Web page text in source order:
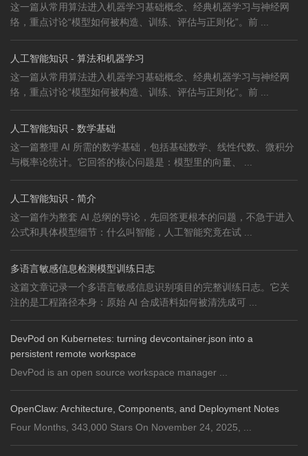
这一篇从常用算法进入机器学习基础概念、经典机器学习与神经网
络，重点讨论“模型如何被构造、训练、评估与正则化”。前 ...
人工智能知识 - 算法和机器学习
这一篇从常用算法进入机器学习基础概念、经典机器学习与神经网
络，重点讨论“模型如何被构造、训练、评估与正则化”。前 ...
人工智能知识 - 数学基础
这一篇整理 AI 所需的数学基础，包括基础数学、线性代数、微积分
与概率论统计。它回答的核心问题是：模型里的向量、 ...
人工智能知识 - 简介
这一篇作为整套 AI 总纲的导论，先回答更根本的问题，不急于进入
公式和具体模型细节：什么叫智能，人工智能究竟在试 ...
多语言敏感信息检测模型训练日志
这篇文章记录一个多语言敏感信息识别项目的完整训练日志。它关
注的是工程路径本身：原始 AI 合成语料如何被清洗成可 ...
DevPod on Kubernetes: turning devcontainer.json into a
persistent remote workspace
DevPod is an open source workspace manager ...
OpenClaw: Architecture, Components, and Deployment Notes
Four Months, 343,000 Stars On November 24, 2025, ...